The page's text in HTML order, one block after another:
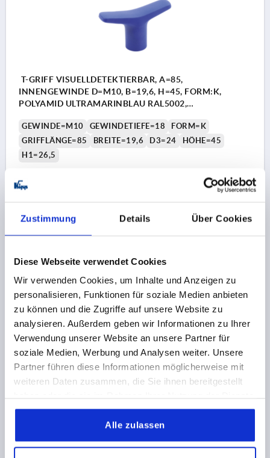
Zustimmung Details Über Cookies
Diese Webseite verwendet Cookies
Wir verwenden Cookies, um Inhalte und Anzeigen zu
personalisieren, Funktionen für soziale Medien anbieten
zu können und die Zugriffe auf unsere Website zu
analysieren. Außerdem geben wir Informationen zu Ihrer
Verwendung unserer Website an unsere Partner für
soziale Medien, Werbung und Analysen weiter. Unsere
Partner führen diese Informationen möglicherweise mit
weiteren Daten zusammen, die Sie ihnen bereitgestellt
gesammelt haben.
Alle zulassen
T-GRIFF VISUELLDETEKTIERBAR, A=85,
INNENGEWINDE D=M10, B=19,6, H=45, FORM:K,
POLYAMID ULTRAMARINBLAU RAL5002,
GEWINDE=M10 GEWINDETIEFE=18
FORM=K
GRIFFLÄNGE=85
BREITE=19,6 D3=24
HÖHE=45
H1=26,5
zzgl. Versandkosten
K2265
T-GRIFF VISUELLDETEKTIERBAR, A=85,
INNENGEWINDE D=M12, B=19,6, H=45, FORM:K,
POLYAMID ULTRAMARINBLAU RAL5002,
Bestellnummer:K2265.8512